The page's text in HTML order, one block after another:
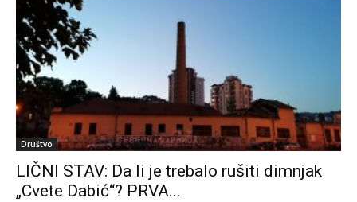
Društvo
LIČNI STAV: Da li je trebalo rušiti dimnjak
„Cvete Dabić“? PRVA...